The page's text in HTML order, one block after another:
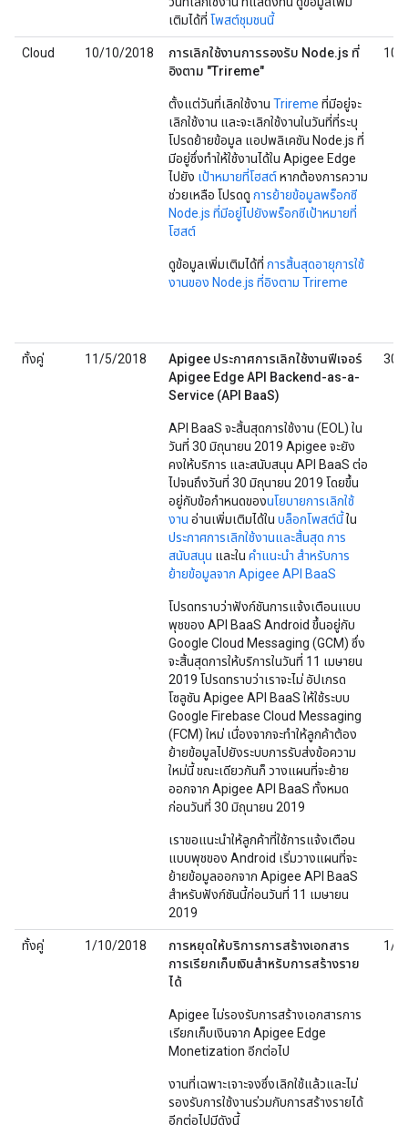
เติมได้ที่ โพสต์ชุมชนนี้
Cloud 10/10/2018
การเลิกใช้งานการรองรับ Node.js ที่
อิงตาม "Trireme"
ตั้งแต่วันที่เลิกใช้งาน Trireme ที่มีอยู่จะ
เลิกใช้งาน และจะเลิกใช้งานในวันที่ที่ระบุ
โปรดย้ายข้อมูล แอปพลิเคชัน Node.js ที่
มีอยู่ซึ่งทําให้ใช้งานได้ใน Apigee Edge
ไปยัง เป้าหมายที่โฮสต์หากต้องการความ
ช่วยเหลือ โปรดดู การย้ายข้อมูลพร็อกซี
Node.js ที่มีอยู่ไปยังพร็อกซีเป้าหมายที่
โฮสต์
ดูข้อมูลเพิ่มเติมได้ที่ การสิ้นสุดอายุการใช้
งานของ Node.js ที่อิงตาม Trireme
10/
ทั้งคู่ 11/5/2018
Apigee ประกาศการเลิกใช้งานฟีเจอร์
Apigee Edge API Backend-as-a-
Service (API BaaS)
API BaaS จะสิ้นสุดการใช้งาน (EOL) ใน
วันที่ 30 มิถุนายน 2019 Apigee จะยัง
คงให้บริการ และสนับสนุน API BaaS ต่อ
ไปจนถึงวันที่ 30 มิถุนายน 2019 โดยขึ้น
อยู่กับข้อกำหนดของนโยบายการเลิกใช้
งาน อ่านเพิ่มเติมได้ใน บล็อกโพสต์นี้ใน
ประกาศการเลิกใช้งานและสิ้นสุด การ
สนับสนุน และใน คำแนะนำ สำหรับการ
ย้ายข้อมูลจาก Apigee API BaaS
โปรดทราบว่าฟังก์ชันการแจ้งเตือนแบบ
พุชของ API BaaS Android ขึ้นอยู่กับ
Google Cloud Messaging (GCM) ซึ่ง
จะสิ้นสุดการให้บริการในวันที่ 11 เมษายน
2019 โปรดทราบว่าเราจะไม่ อัปเกรด
โซลูชัน Apigee API BaaS ให้ใช้ระบบ
Google Firebase Cloud Messaging
(FCM) ใหม่ เนื่องจากจะทำให้ลูกค้าต้อง
ย้ายข้อมูลไปยังระบบการรับส่งข้อความ
ใหม่นี้ ขณะเดียวกันก็ วางแผนที่จะย้าย
ออกจาก Apigee API BaaS ทั้งหมด
ก่อนวันที่ 30 มิถุนายน 2019
เราขอแนะนำให้ลูกค้าที่ใช้การแจ้งเตือน
แบบพุชของ Android เริ่มวางแผนที่จะ
ย้ายข้อมูลออกจาก Apigee API BaaS
สำหรับฟังก์ชันนี้ก่อนวันที่ 11 เมษายน
2019
30/
ทั้งคู่ 1/10/2018
การหยุดให้บริการการสร้างเอกสาร
การเรียกเก็บเงินสำหรับการสร้างราย
ได้
Apigee ไม่รองรับการสร้างเอกสารการ
เรียกเก็บเงินจาก Apigee Edge
Monetization อีกต่อไป
งานที่เฉพาะเจาะจงซึ่งเลิกใช้แล้วและไม่
รองรับการใช้งานร่วมกับการสร้างรายได้
อีกต่อไปมีดังนี้
1/